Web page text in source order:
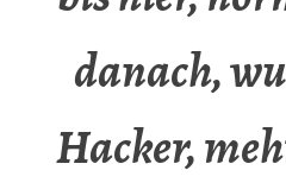
danach,
Hacker,